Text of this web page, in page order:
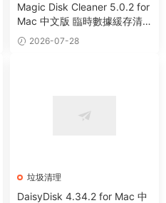
Magic Disk Cleaner 5.0.2 for
Mac 中文版 臨時數據緩存清
理工具
2026-07-28
垃圾清理
DaisyDisk 4.34.2 for Mac 中